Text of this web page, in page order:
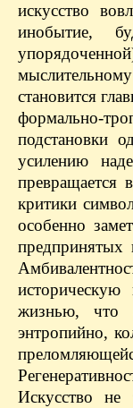
искусство
инобытие,
становится
формально-
подстановки
усилению
превращается
критики
особенно
предпринятых
жизнью, что
энтропийно,
Искусство не